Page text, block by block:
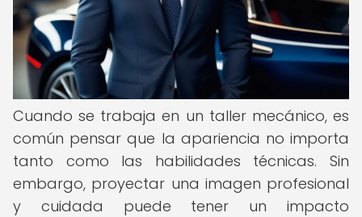
Cuando se trabaja en un taller mecánico, es
común pensar que la apariencia no importa
tanto como las habilidades técnicas. Sin
embargo, proyectar una imagen profesional
y cuidada puede tener un impacto